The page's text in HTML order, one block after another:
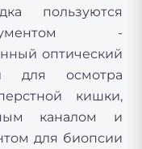
пользуются
-
оптический
для осмотра
кишки,
каналом и
для биопсии